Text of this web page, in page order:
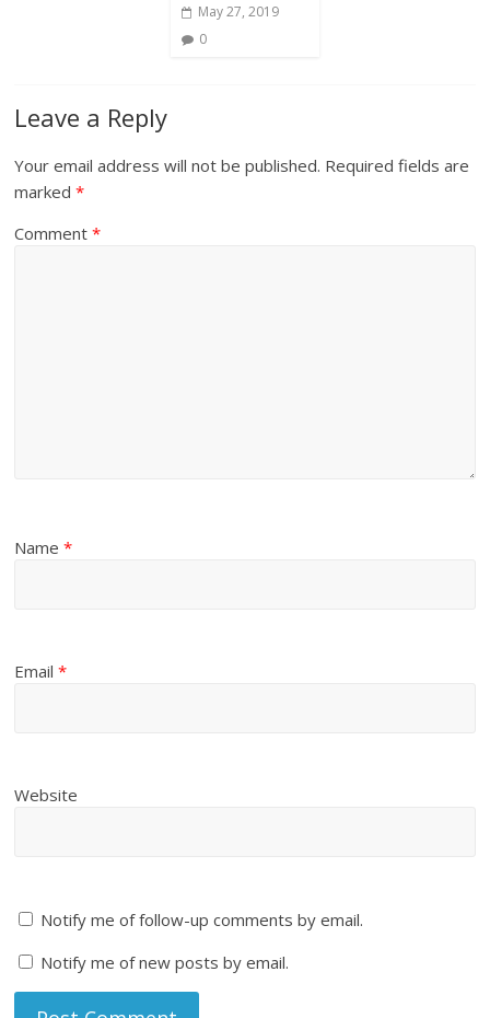
May 27, 2019
0
Leave a Reply
Your email address will not be published. Required fields are
marked*
Comment*
Name*
Email*
Website
Notify me of follow-up comments by email.
Notify me of new posts by email.